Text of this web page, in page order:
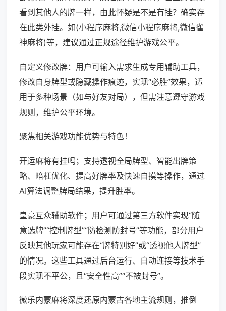
看到其他人的牌一样，由此怀疑是不是有挂？确实存
在此类外挂。如(小程序麻将,微信小程序麻将,微信雀
神麻将)等，建议通过正规途径维护游戏公平。
自定义修改牌：用户可输入需求生成专用辅助工具，
修改自身牌型或隐藏操作痕迹，实现“必胜”效果，适
用于多种场景（如与好友对局），但需注意遵守游戏
规则，维护公平环境。
聚焦相关游戏功能优势与特色！
开运麻将有挂吗；支持透视全局牌型、智能出牌策
略、暗杠优化、提高好牌率及快速自摸等操作，通过
AI算法调整牌局结果，提升胜率。
皇豪互众辅助软件；用户可通过第三方软件实现“随
意选牌”“控制牌型”“防检测防封号”等功能，部分用户
反映其他玩家可能存在“牌特别好”或“透视他人牌型”
的情况。这些工具通过后台运行、自动连接等技术手
段实现不平公，且“安全性高”“不被封号”。
微乐内蒙麻将深度还原内蒙古各地主流规则，推倒